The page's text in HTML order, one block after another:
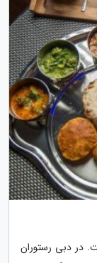
در دبی رستوران